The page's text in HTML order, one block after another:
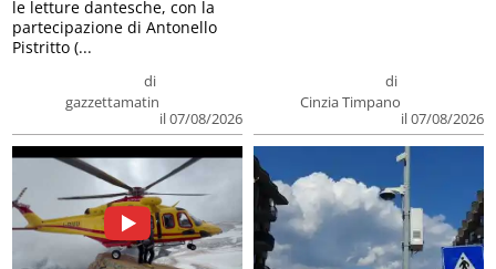
di
gazzettamatin
il 07/08/2026
le letture dantesche, con la
partecipazione di Antonello
Pistritto (...
di
Cinzia Timpano
il 07/08/2026